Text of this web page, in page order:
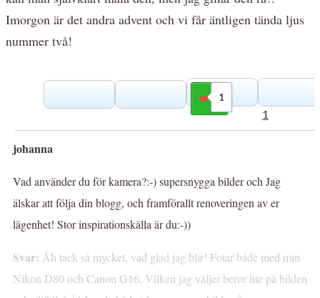
Imorgon är det andra advent och vi får äntligen tända ljus
nummer två!
1
Gilla
1
johanna
Vad använder du för kamera?:-) supersnygga bilder och Jag
älskar att följa din blogg, och framförallt renoveringen av er
lägenhet! Stor inspirationskälla är du:-))
Svar: Åh tack så mycket, vad glad jag blir! Fotar både med min
Nikon D80 och Canon G16. Vilken jag väljer beror lite på bilden